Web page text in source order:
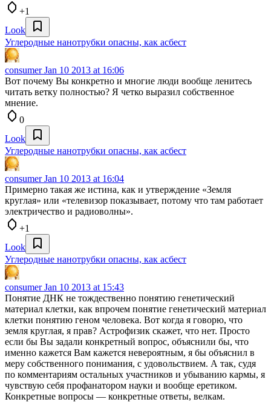
+1
Look
Углеродные нанотрубки опасны, как асбест
consumerJan 10 2013 at 16:06
Вот почему Вы конкретно и многие люди вообще ленитесь
читать ветку полностью? Я четко выразил собственное
мнение.
0
Look
Углеродные нанотрубки опасны, как асбест
consumerJan 10 2013 at 16:04
Примерно такая же истина, как и утверждение «Земля
круглая» или «телевизор показывает, потому что там работает
электричество и радиоволны».
+1
Look
Углеродные нанотрубки опасны, как асбест
consumerJan 10 2013 at 15:43
Понятие ДНК не тождественно понятию генетический
материал клетки, как впрочем понятие генетический материал
клетки понятию геном человека. Вот когда я говорю, что
земля круглая, я прав? Астрофизик скажет, что нет. Просто
если бы Вы задали конкретный вопрос, объяснили бы, что
именно кажется Вам кажется невероятным, я бы объяснил в
меру собственного понимания, с удовольствием. А так, судя
по комментариям остальных участников и убыванию кармы, я
чувствую себя профанатором науки и вообще еретиком.
Конкретные вопросы — конкретные ответы, велкам.